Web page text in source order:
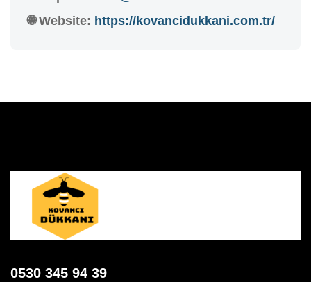
🌐 Website: https://kovancidukkani.com.tr/
0530 345 94 39